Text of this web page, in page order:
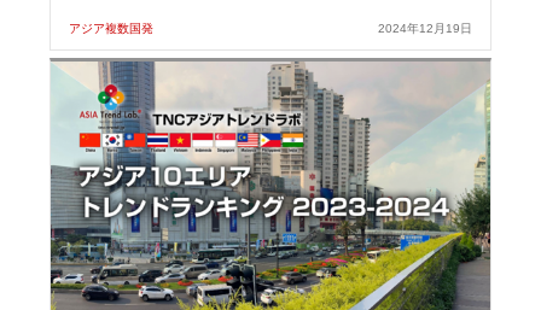
アジア複数国発 2024年12月19日